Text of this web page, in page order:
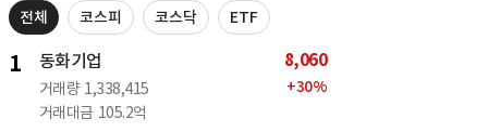
전체 코스피 코스닥 ETF
1 동화기업
거래량 1,338,415
거래대금 105.2억
8,060
+30%